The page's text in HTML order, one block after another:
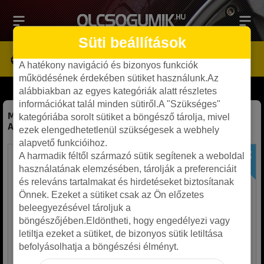
Mak 5x120 8.5x20 ET25 72.6 első tengelyre BIMMER SI
Alufelni
Süti beállítások
A hatékony navigáció és bizonyos funkciók
működésének érdekében sütiket használunk.Az
alábbiakban az egyes kategóriák alatt részletes
információkat talál minden sütiről.A "Szükséges"
kategóriába sorolt sütiket a böngésző tárolja, mivel
ezek elengedhetetlenül szükségesek a webhely
alapvető funkcióihoz.
A harmadik féltől származó sütik segítenek a weboldal
használatának elemzésében, tárolják a preferenciáit
és releváns tartalmakat és hirdetéseket biztosítanak
Önnek. Ezeket a sütiket csak az Ön előzetes
beleegyezésével tároljuk a
böngészőjében.Eldöntheti, hogy engedélyezi vagy
letiltja ezeket a sütiket, de bizonyos sütik letiltása
befolyásolhatja a böngészési élményt.